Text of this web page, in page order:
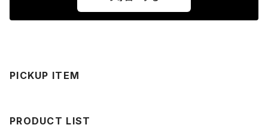
PICKUP ITEM
PRODUCT LIST